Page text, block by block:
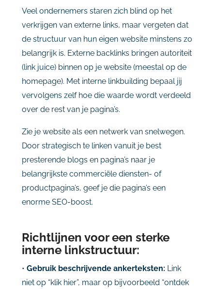
Veel ondernemers staren zich blind op het
verkrijgen van externe links, maar vergeten dat
de structuur van hun eigen website minstens zo
belangrijk is. Externe backlinks bringen autoriteit
(link juice) binnen op je website (meestal op de
homepage). Met interne linkbuilding bepaal jij
vervolgens zelf hoe die waarde wordt verdeeld
over de rest van je pagina’s.
Zie je website als een netwerk van snelwegen.
Door strategisch te linken vanuit je best
presterende blogs en pagina’s naar je
belangrijkste commerciële diensten- of
productpagina’s, geef je die pagina’s een
enorme SEO-boost.
Richtlijnen voor een sterke
interne linkstructuur:
• Gebruik beschrijvende ankerteksten: Link
niet op “klik hier”, maar op bijvoorbeeld “ontdek